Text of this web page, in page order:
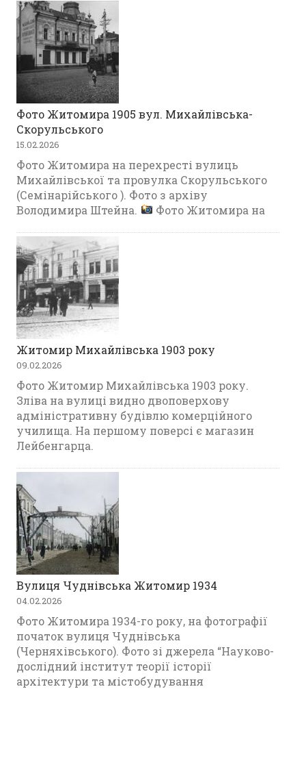
Фото Житомира 1905 вул. Михайлівська-
Скорульського
15.02.2026
Фото Житомира на перехресті вулиць
Михайлівської та провулка Скорульського
(Семінарійського ). Фото з архіву
Володимира Штейна.
Фото Житомира на
Житомир Михайлівська 1903 року
09.02.2026
Фото Житомир Михайлівська 1903 року.
Зліва на вулиці видно двоповерхову
адміністративну будівлю комерційного
училища. На першому поверсі є магазин
Лейбенгарца.
Вулиця Чуднівська Житомир 1934
04.02.2026
Фото Житомира 1934-го року, на фотографії
початок вулиця Чуднівська
(Черняхівського). Фото зі джерела “Науково-
дослідний інститут теорії історії
архітектури та містобудування